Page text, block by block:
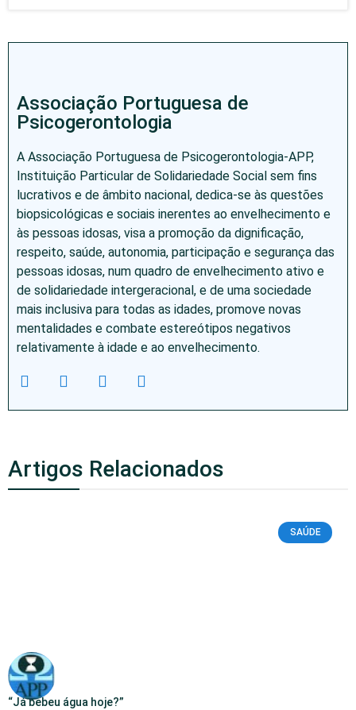
Associação Portuguesa de
Psicogerontologia
A Associação Portuguesa de Psicogerontologia-APP,
Instituição Particular de Solidariedade Social sem fins
lucrativos e de âmbito nacional, dedica-se às questões
biopsicológicas e sociais inerentes ao envelhecimento e
às pessoas idosas, visa a promoção da dignificação,
respeito, saúde, autonomia, participação e segurança das
pessoas idosas, num quadro de envelhecimento ativo e
de solidariedade intergeracional, e de uma sociedade
mais inclusiva para todas as idades, promove novas
mentalidades e combate estereótipos negativos
relativamente à idade e ao envelhecimento.
Artigos Relacionados
SAÚDE
“Já bebeu água hoje?”